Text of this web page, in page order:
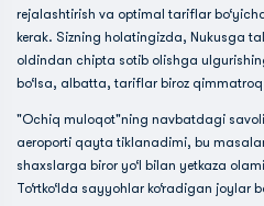
rejalashtirish va optimal tariflar
kerak. Sizning holatingizda, Nukusga
oldindan chipta sotib olishga
bo‘lsa, albatta, tariflar biroz
"Ochiq muloqot"ning navbatdagi savoli
aeroporti qayta tiklanadimi, bu
shaxslarga biror yo‘l bilan yetkaza
To‘rtko‘lda sayyohlar ko‘radigan joylar